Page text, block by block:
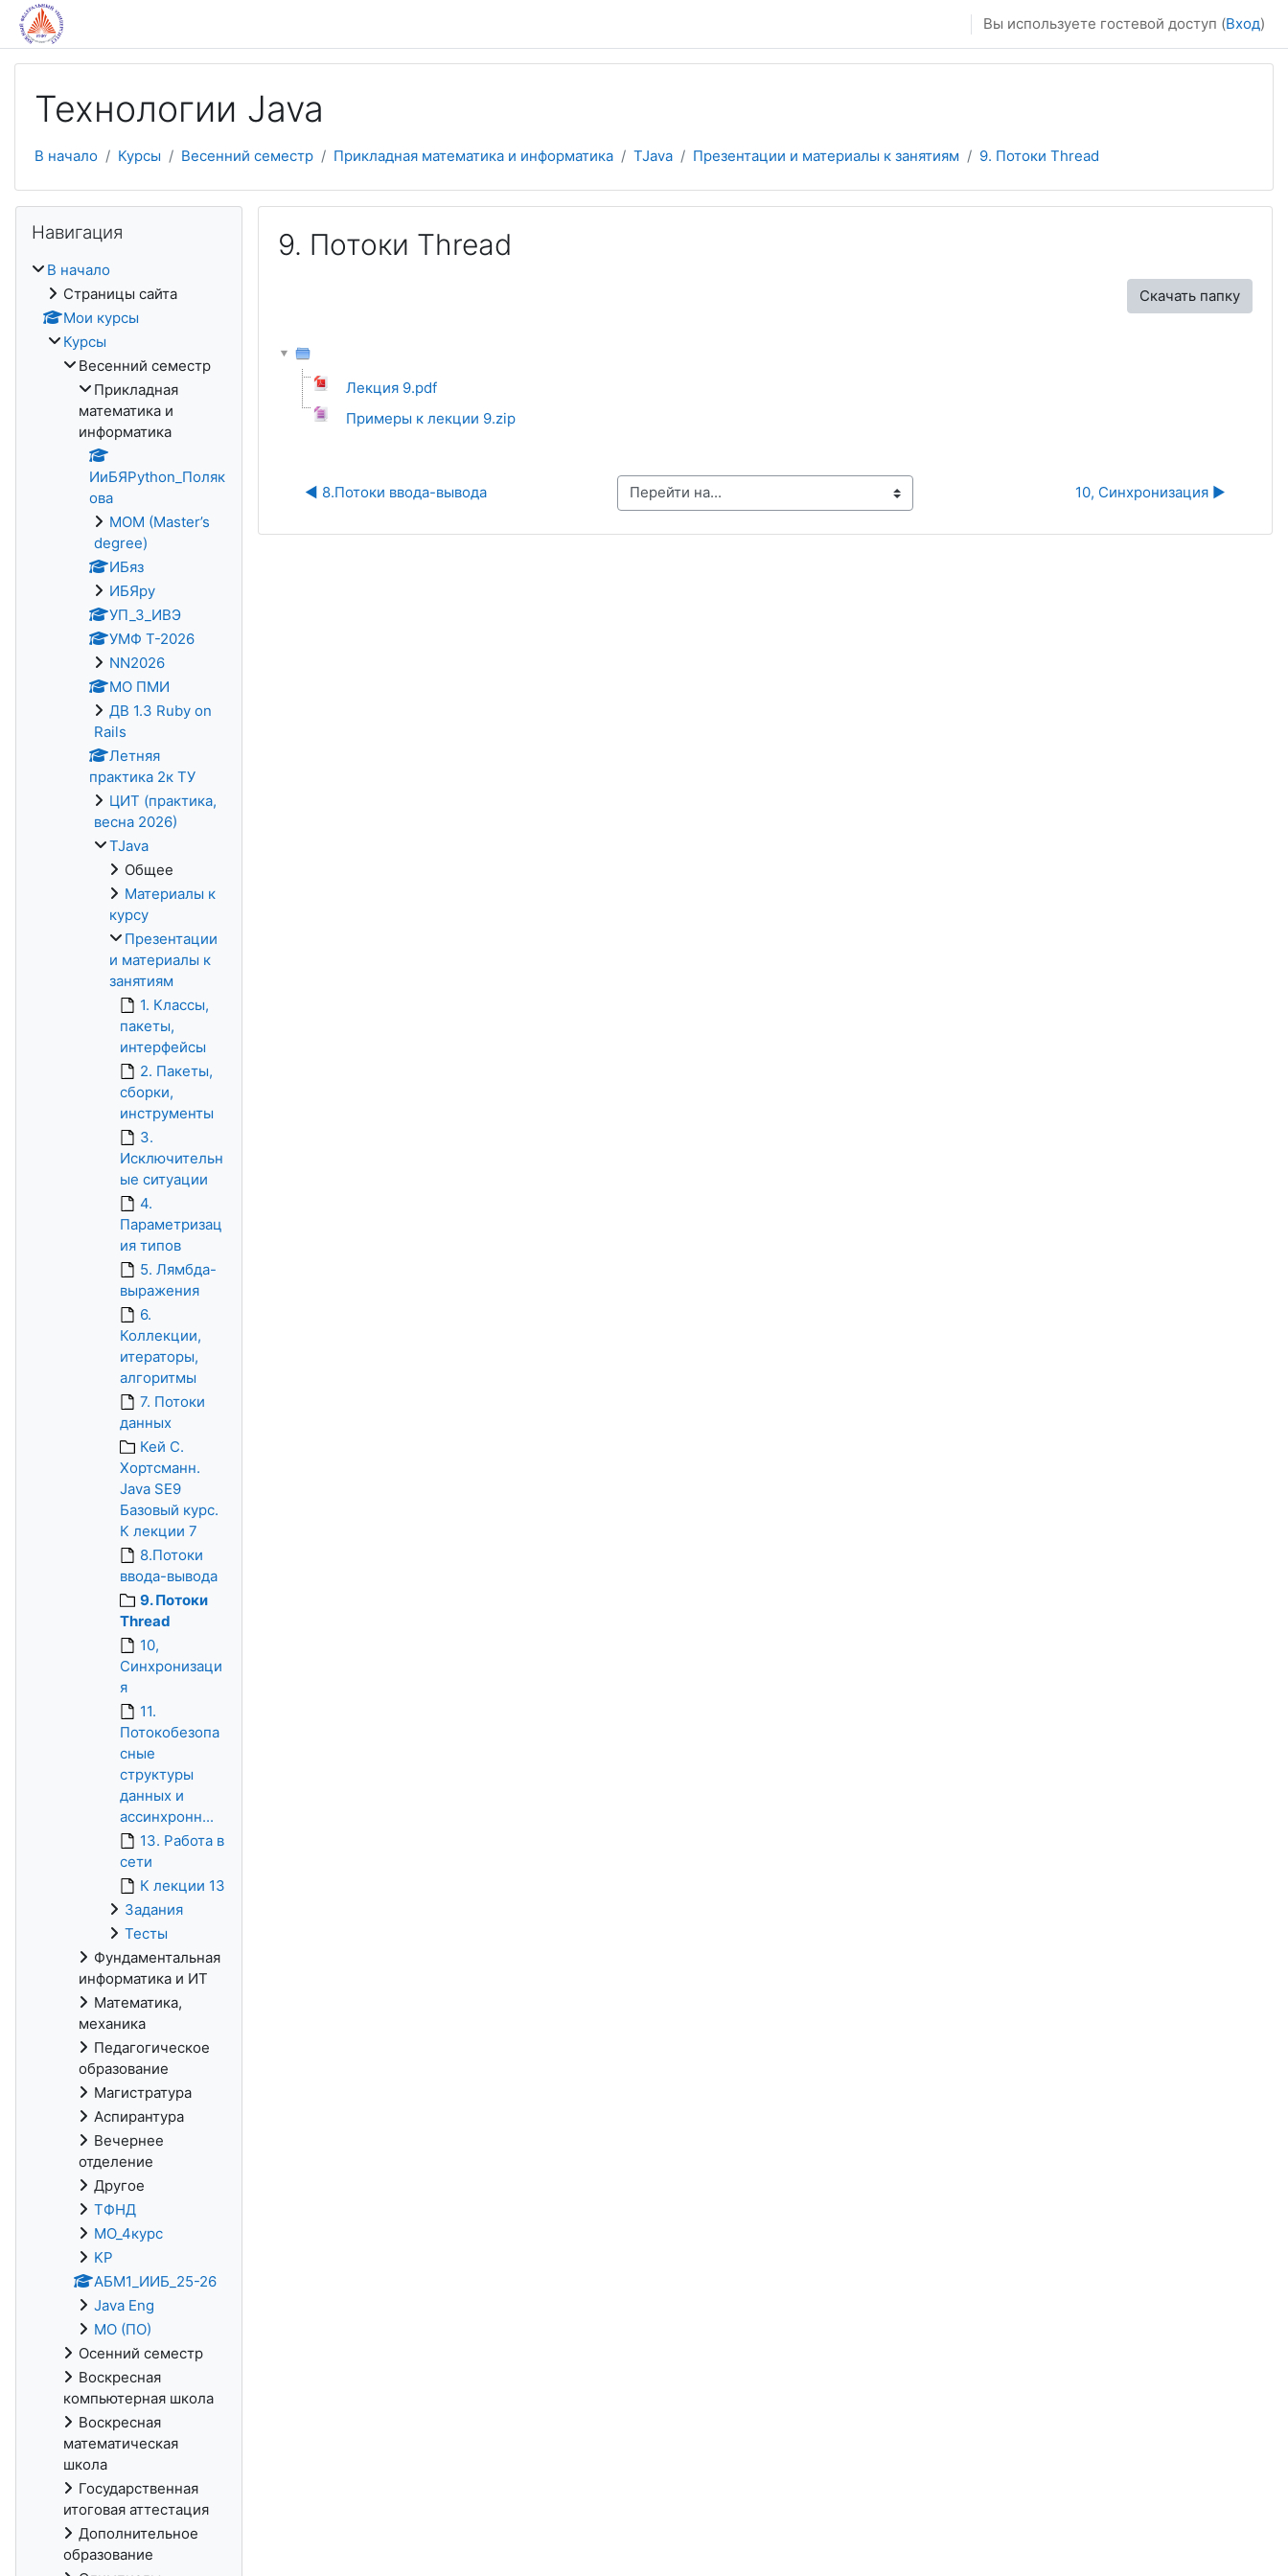
Перейти к основному содержанию
Вы используете гостевой доступ (Вход)
Технологии Java
В начало Курсы Весенний семестр Прикладная математика и информатика TJava Презентации и материалы к занятиям 9. Потоки Thread
9. Потоки Thread
Скачать папку
Лекция 9.pdf
Примеры к лекции 9.zip
◀︎ 8.Потоки ввода-вывода Перейти на... 10, Синхронизация ▶︎
Навигация
В начало
Страницы сайта
Мои курсы
Курсы
Весенний семестр
Прикладная
математика и
информатика
ИиБЯPython_Поляк
ова
MOM (Master’s
degree)
ИБяз
ИБЯpy
УП_3_ИВЭ
УМФ Т-2026
NN2026
МО ПМИ
ДВ 1.3 Ruby on
Rails
Летняя
практика 2к ТУ
ЦИТ (практика,
весна 2026)
TJava
Общее
Материалы к
курсу
Презентации
и материалы к
занятиям
1. Классы,
пакеты,
интерфейсы
2. Пакеты,
сборки,
инструменты
3.
Исключительн
ые ситуации
4.
Параметризац
ия типов
5. Лямбда-
выражения
6.
Коллекции,
итераторы,
алгоритмы
7. Потоки
данных
Кей С.
Хортсманн.
Java SE9
Базовый курс.
К лекции 7
8.Потоки
ввода-вывода
9. Потоки
Thread
10,
Синхронизаци
я
11.
Потокобезопа
сные
структуры
данных и
ассинхронн...
13. Работа в
сети
К лекции 13
Задания
Тесты
Фундаментальная
информатика и ИТ
Математика,
механика
Педагогическое
образование
Магистратура
Аспирантура
Вечернее
отделение
Другое
ТФНД
МО_4курс
KP
АБМ1_ИИБ_25-26
Java Eng
МО (ПО)
Осенний семестр
Воскресная
компьютерная школа
Воскресная
математическая
школа
Государственная
итоговая аттестация
Дополнительное
образование